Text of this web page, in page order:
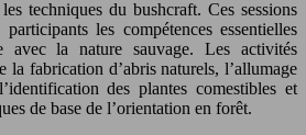
techniques du bushcraft. Ces sessions
les compétences essentielles
avec la nature sauvage. Les activités
la fabrication d’abris naturels, l’allumage
des plantes comestibles et
de base de l’orientation en forêt.